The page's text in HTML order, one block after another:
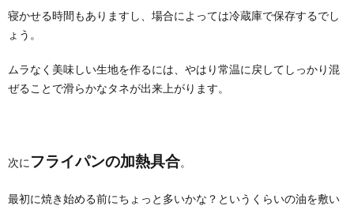
寝かせる時間もありますし、場合によっては冷蔵庫で保存するでし
ょう。
ムラなく美味しい生地を作るには、やはり常温に戻してしっかり混
ぜることで滑らかなタネが出来上がります。
次に フライパンの加熱具合。
最初に焼き始める前にちょっと多いかな？というくらいの油を敷い